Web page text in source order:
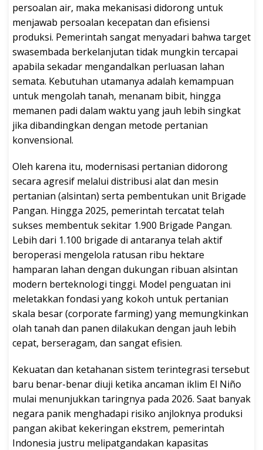
persoalan air, maka mekanisasi didorong untuk
menjawab persoalan kecepatan dan efisiensi
produksi. Pemerintah sangat menyadari bahwa target
swasembada berkelanjutan tidak mungkin tercapai
apabila sekadar mengandalkan perluasan lahan
semata. Kebutuhan utamanya adalah kemampuan
untuk mengolah tanah, menanam bibit, hingga
memanen padi dalam waktu yang jauh lebih singkat
jika dibandingkan dengan metode pertanian
konvensional.
Oleh karena itu, modernisasi pertanian didorong
secara agresif melalui distribusi alat dan mesin
pertanian (alsintan) serta pembentukan unit Brigade
Pangan. Hingga 2025, pemerintah tercatat telah
sukses membentuk sekitar 1.900 Brigade Pangan.
Lebih dari 1.100 brigade di antaranya telah aktif
beroperasi mengelola ratusan ribu hektare
hamparan lahan dengan dukungan ribuan alsintan
modern berteknologi tinggi. Model penguatan ini
meletakkan fondasi yang kokoh untuk pertanian
skala besar (corporate farming) yang memungkinkan
olah tanah dan panen dilakukan dengan jauh lebih
cepat, berseragam, dan sangat efisien.
Kekuatan dan ketahanan sistem terintegrasi tersebut
baru benar-benar diuji ketika ancaman iklim El Niño
mulai menunjukkan taringnya pada 2026. Saat banyak
negara panik menghadapi risiko anjloknya produksi
pangan akibat kekeringan ekstrem, pemerintah
Indonesia justru melipatgandakan kapasitas